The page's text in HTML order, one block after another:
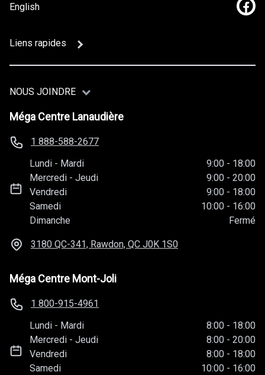
English
Liens rapides
NOUS JOINDRE
Méga Centre Lanaudière
1 888-588-2677
Lundi - Mardi 9:00 - 18:00
Mercredi -Jeudi 9:00 - 20:00
Vendredi
9:00 - 18:00
Samedi
10:00 - 16:00
Dimanche
Fermé
3180 QC-341, Rawdon, QC J0K 1S0
Méga Centre Mont-Joli
1 800-915-4961
Lundi - Mardi 8:00 - 18:00
Mercredi -Jeudi 8:00 - 20:00
Vendredi
8:00 - 18:00
Samedi
10:00 - 16:00